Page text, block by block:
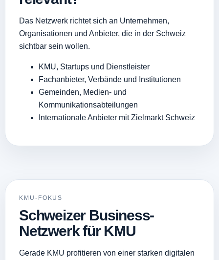
Das Netzwerk richtet sich an Unternehmen,
Organisationen und Anbieter, die in der Schweiz
sichtbar sein wollen.
KMU, Startups und Dienstleister
Fachanbieter, Verbände und Institutionen
Gemeinden, Medien- und
Kommunikationsabteilungen
Internationale Anbieter mit Zielmarkt Schweiz
KMU-FOKUS
Schweizer Business-
Netzwerk für KMU
Gerade KMU profitieren von einer starken digitalen